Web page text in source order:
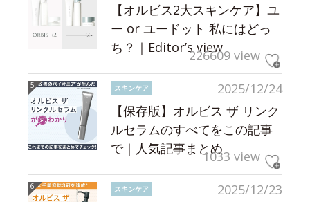
【オルビス2大スキンケア】ユ
ー or ユードット 私にはどっ
ち？｜Editor’s view226609 view
2025/12/24
スキンケア
【保存版】オルビス ザ リンク
ルセラムのすべてをこの記事
で｜人気記事まとめ1033 view
2025/12/23
スキンケア